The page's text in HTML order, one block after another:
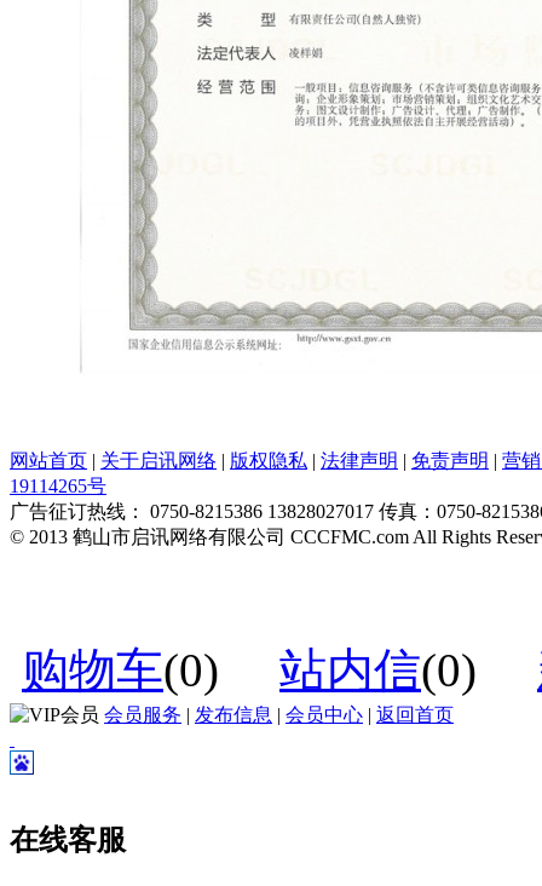
网站首页 | 关于启讯网络 | 版权隐私 | 法律声明 | 免责声明 | 营
19114265号
广告征订热线： 0750-8215386 13828027017 传真：0750-
© 2013 鹤山市启讯网络有限公司 CCCFMC.com All Rights
购物车(0) 站内信(0)
会员服务 | 发布信息 | 会员中心 | 返回首页
在线客服